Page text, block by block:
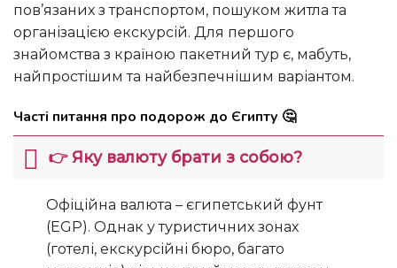
пов’язаних з транспортом, пошуком житла та
організацією екскурсій. Для першого
знайомства з країною пакетний тур є, мабуть,
найпростішим та найбезпечнішим варіантом.
Часті питання про подорож до Єгипту 🤔
👉 Яку валюту брати з собою?
Офіційна валюта – єгипетський фунт
(EGP). Однак у туристичних зонах
(готелі, екскурсійні бюро, багато